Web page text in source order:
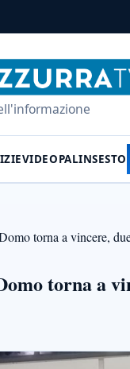
VIDEOPALINSESTO
torna a vincere,
torna a